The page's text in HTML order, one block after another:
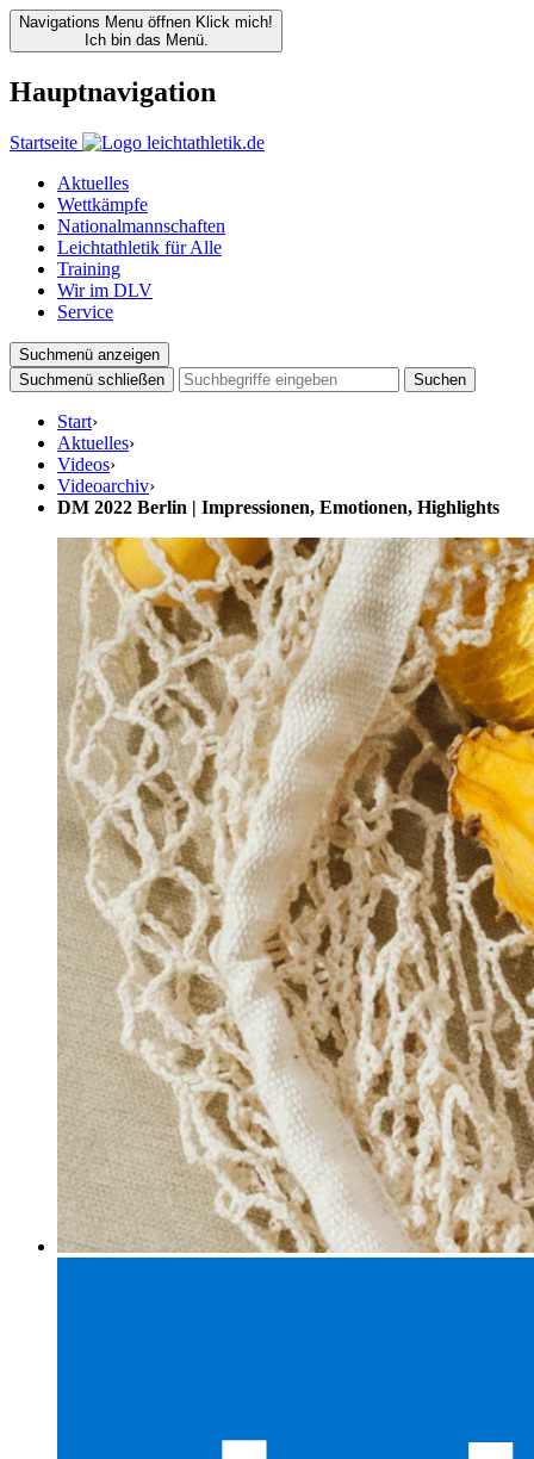
Navigations Menu öffnen Klick mich!
Ich bin das Menü.
Hauptnavigation
Startseite
Aktuelles
Wettkämpfe
Nationalmannschaften
Leichtathletik für Alle
Training
Wir im DLV
Service
Suchmenü anzeigen
Suchmenü schließen
Suchen
Start›
Aktuelles›
Videos›
Videoarchiv›
DM 2022 Berlin | Impressionen, Emotionen, Highlights